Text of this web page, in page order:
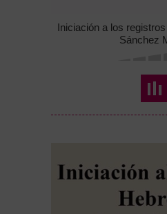
Iniciación a los
Sánchez